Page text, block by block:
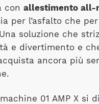
con allestimento all-
per l’asfalto che
soluzione che
e divertimento e
ancora più
01 AMP X si